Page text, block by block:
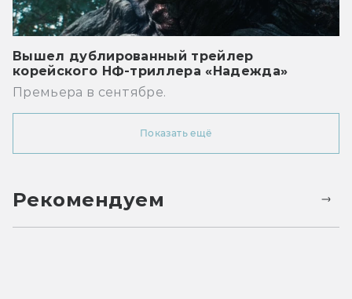
Вышел дублированный трейлер
корейского НФ-триллера «Надежда»
Премьера в сентябре.
Показать ещё
Рекомендуем